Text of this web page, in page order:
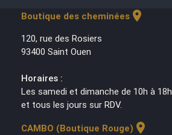
Boutique des cheminéeslocation_on
120, rue des Rosiers
93400 Saint Ouen
Horaires :
Les samedi et dimanche de 10h à 18h
et tous les jours sur RDV.
CAMBO (Boutique Rouge) location_on